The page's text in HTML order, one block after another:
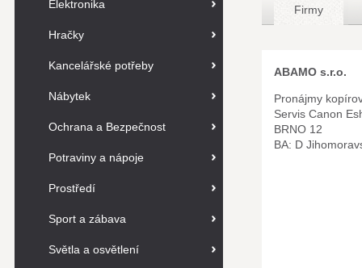
Elektronika
Hračky
Kancelářské potřeby
Nábytek
Ochrana a Bezpečnost
Potraviny a nápoje
Prostředí
Sport a zábava
Světla a osvětlení
Firmy
ABAMO s.r.o.
Pronájmy
Servis Canon
BRNO 12
BA: D